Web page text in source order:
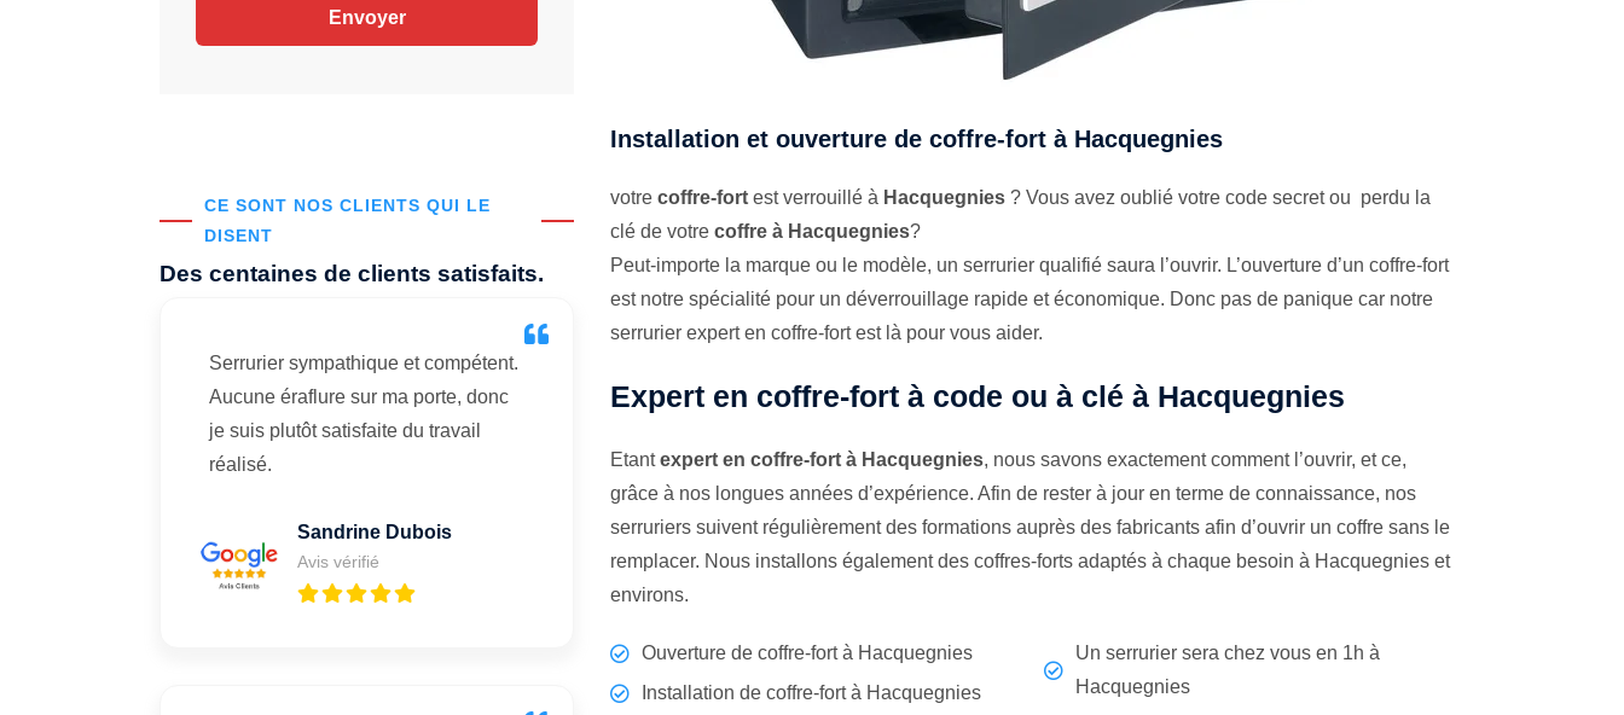
CE SONT NOS CLIENTS QUI LE
DISENT
Des centaines de clients satisfaits.
Serrurier sympathique et compétent.
Aucune éraflure sur ma porte, donc
je suis plutôt satisfaite du travail
réalisé.
Sandrine Dubois
Avis vérifié
Installation et ouverture de coffre-fort à Hacquegnies
votrecoffre-fort est verrouillé à Hacquegnies ? Vous avez oublié votre code secret ou perdu la
clé de votrecoffre à Hacquegnies?
Peut-importe la marque ou le modèle, un serrurier qualifié saura l’ouvrir. L’ouverture d’un coffre-fort
est notre spécialité pour un déverrouillage rapide et économique. Donc pas de panique car notre
serrurier expert en coffre-fort est là pour vous aider.
Expert en coffre-fort à code ou à clé à Hacquegnies
Etantexpert en coffre-fort à Hacquegnies, nous savons exactement comment l’ouvrir, et ce,
grâce à nos longues années d’expérience. Afin de rester à jour en terme de connaissance, nos
serruriers suivent régulièrement des formations auprès des fabricants afin d’ouvrir un coffre sans le
remplacer. Nous installons également des coffres-forts adaptés à chaque besoin à Hacquegnies et
environs.
Ouverture de coffre-fort à Hacquegnies
Installation de coffre-fort à Hacquegnies
Un serrurier sera chez vous en 1h à
Hacquegnies